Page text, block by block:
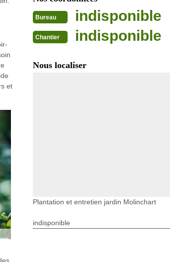
et
Bureau indisponible
Chantier indisponible
Nous localiser
Plantation et entretien jardin Molinchart
indisponible